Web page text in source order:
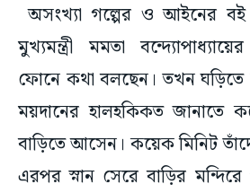
অসংখ্যা গল্পের ও আইনের বই।
মুখ্যমন্ত্রী মমতা
ফোনে কথা বলছেন। তখন ঘড়িতে
ময়দানের হালহকিকত জানাতে
বাড়িতে আসেন। কয়েক মিনিট
এরপর স্নান সেরে বাড়ির মন্দিরে